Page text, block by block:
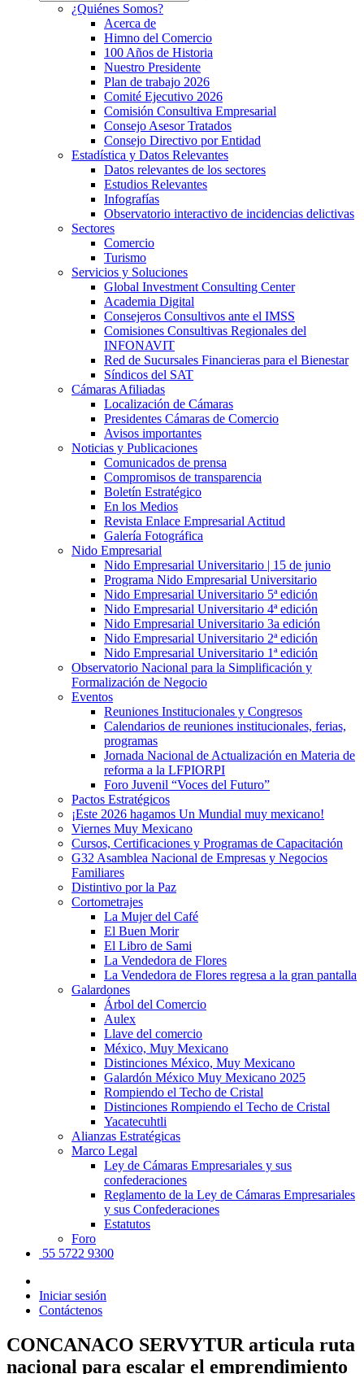
¿Quiénes Somos?
Acerca de
Himno del Comercio
100 Años de Historia
Nuestro Presidente
Plan de trabajo 2026
Comité Ejecutivo 2026
Comisión Consultiva Empresarial
Consejo Asesor Tratados
Consejo Directivo por Entidad
Estadística y Datos Relevantes
Datos relevantes de los sectores
Estudios Relevantes
Infografías
Observatorio interactivo de incidencias delictivas
Sectores
Comercio
Turismo
Servicios y Soluciones
Global Investment Consulting Center
Academia Digital
Consejeros Consultivos ante el IMSS
Comisiones Consultivas Regionales del
INFONAVIT
Red de Sucursales Financieras para el Bienestar
Síndicos del SAT
Cámaras Afiliadas
Localización de Cámaras
Presidentes Cámaras de Comercio
Avisos importantes
Noticias y Publicaciones
Comunicados de prensa
Compromisos de transparencia
Boletín Estratégico
En los Medios
Revista Enlace Empresarial Actitud
Galería Fotográfica
Nido Empresarial
Nido Empresarial Universitario | 15 de junio
Programa Nido Empresarial Universitario
Nido Empresarial Universitario 5ª edición
Nido Empresarial Universitario 4ª edición
Nido Empresarial Universitario 3a edición
Nido Empresarial Universitario 2ª edición
Nido Empresarial Universitario 1ª edición
Observatorio Nacional para la Simplificación y
Formalización de Negocio
Eventos
Reuniones Institucionales y Congresos
Calendarios de reuniones institucionales, ferias,
programas
Jornada Nacional de Actualización en Materia de
reforma a la LFPIORPI
Foro Juvenil “Voces del Futuro”
Pactos Estratégicos
¡Este 2026 hagamos Un Mundial muy mexicano!
Viernes Muy Mexicano
Cursos, Certificaciones y Programas de Capacitación
G32 Asamblea Nacional de Empresas y Negocios
Familiares
Distintivo por la Paz
Cortometrajes
La Mujer del Café
El Buen Morir
El Libro de Sami
La Vendedora de Flores
La Vendedora de Flores regresa a la gran pantalla
Galardones
Árbol del Comercio
Aulex
Llave del comercio
México, Muy Mexicano
Distinciones México, Muy Mexicano
Galardón México Muy Mexicano 2025
Rompiendo el Techo de Cristal
Distinciones Rompiendo el Techo de Cristal
Yacatecuhtli
Alianzas Estratégicas
Marco Legal
Ley de Cámaras Empresariales y sus
confederaciones
Reglamento de la Ley de Cámaras Empresariales
y sus Confederaciones
Estatutos
Foro
55 5722 9300
Iniciar sesión
Contáctenos
CONCANACO SERVYTUR articula ruta
nacional para escalar el emprendimiento